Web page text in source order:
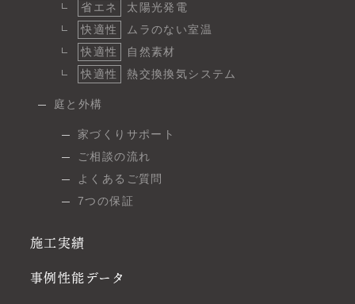
省エネ
太陽光発電
快適性
ムラのない室温
快適性
自然素材
快適性
熱交換換気システム
庭と外構
家づくりサポート
ご相談の流れ
よくあるご質問
7つの保証
施工実績
事例性能データ